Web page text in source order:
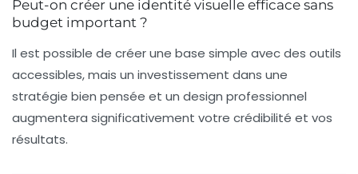
Peut-on créer une identité visuelle efficace sans
budget important ?
Il est possible de créer une base simple avec des outils
accessibles, mais un investissement dans une
stratégie bien pensée et un design professionnel
augmentera significativement votre crédibilité et vos
résultats.